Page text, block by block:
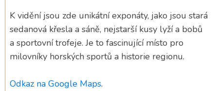
K vidění jsou zde unikátní exponáty, jako jsou stará
sedanová křesla a sáně, nejstarší kusy lyží a bobů
a sportovní trofeje. Je to fascinující místo pro
milovníky horských sportů a historie regionu.
Odkaz na Google Maps.